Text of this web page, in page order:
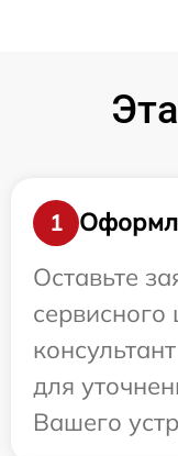
1
Оставьте
для
Вашего